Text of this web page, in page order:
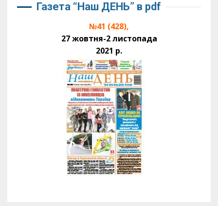
Газета “Наш ДЕНЬ” в pdf
№41 (428),
27 жовтня-2 листопада
2021 р.